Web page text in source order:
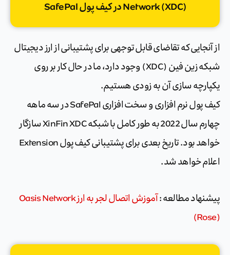
Network (XDC) در کیف پول SafePal
از آنجایی که تقاضای قابل توجهی برای پشتیبانی از ارز ديجيتال
شبکه زین فین (XDC) وجود دارد، ما در حال کار بر روی
یکپارچه سازی آن به زودی هستیم.
کیف پول نرم افزاری و سخت افزاری SafePal در سه ماهه
چهارم سال 2022 به طور کامل با شبکه XinFin XDC سازگار
خواهد بود. تاریخ بعدی برای پشتیبانی کیف پول Extension
اعلام خواهد شد.
پیشنهاد مطالعه : آموزش اتصال لجر به ارز Oasis Network
(Rose)